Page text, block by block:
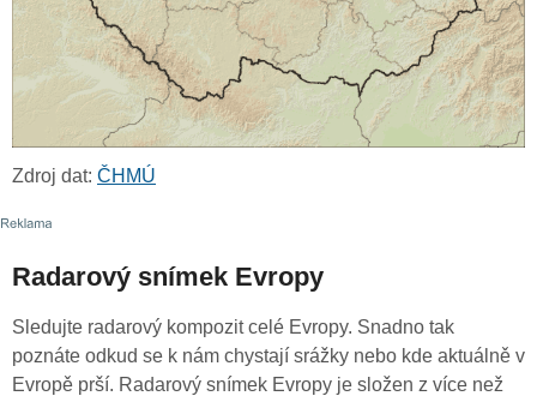
Zdroj dat: ČHMÚ
Radarový snímek Evropy
Sledujte radarový kompozit celé Evropy. Snadno tak
poznáte odkud se k nám chystají srážky nebo kde aktuálně v
Evropě prší. Radarový snímek Evropy je složen z více než